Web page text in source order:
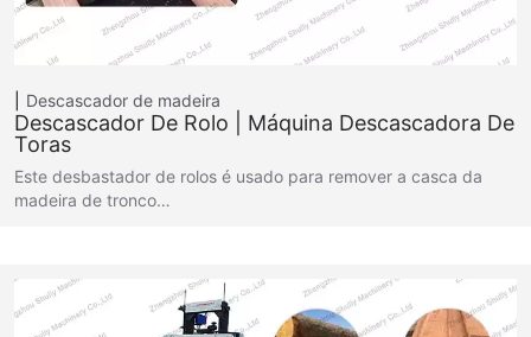
Descascador de madeira
Descascador De Rolo | Máquina Descascadora De
Toras
Este desbastador de rolos é usado para remover a casca da
madeira de tronco…